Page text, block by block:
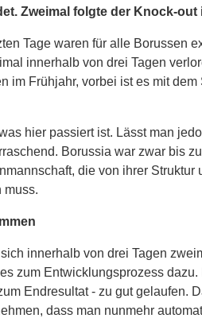
Zweimal folgte der Knock-out
Tage waren für alle Borussen
innerhalb von drei Tagen
im Frühjahr, vorbei ist es mit
hier passiert ist. Lässt man
Borussia war zwar bis
die von ihrer
muss.
innerhalb von drei Tagen
zum Entwicklungsprozess
Endresultat - zu gut gelaufen.
dass man nunmehr